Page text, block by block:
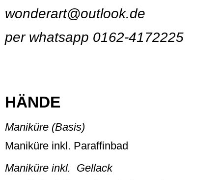
wonderart@outlook.de
per whatsapp 0162-4172225
HÄNDE
Maniküre (Basis)
Maniküre inkl. Paraffinbad
Maniküre inkl. Gellack